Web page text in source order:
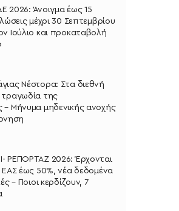
2026: Άνοιγμα έως 15
μέχρι 30 Σεπτεμβρίου
Ιούλιο και προκαταβολή
Νέστορα: Στα διεθνή
της
– Μήνυμα μηδενικής ανοχής
ΡΕΠΟΡΤΑΖ 2026: Έρχονται
ΕΑΣ έως 50%, νέα δεδομένα
– Ποιοι κερδίζουν, 7